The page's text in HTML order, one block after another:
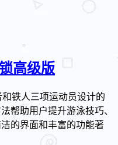
高级版
和铁人三项运动员设计的
帮助用户提升游泳技巧、
的界面和丰富的功能著